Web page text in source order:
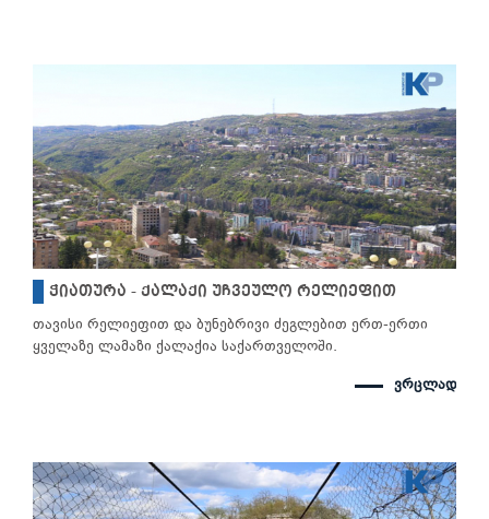
ჭიათურა - ქალაქი უჩვეულო რელიეფით
თავისი რელიეფით და ბუნებრივი ძეგლებით ერთ-ერთი
ყველაზე ლამაზი ქალაქია საქართველოში.
ვრცლად